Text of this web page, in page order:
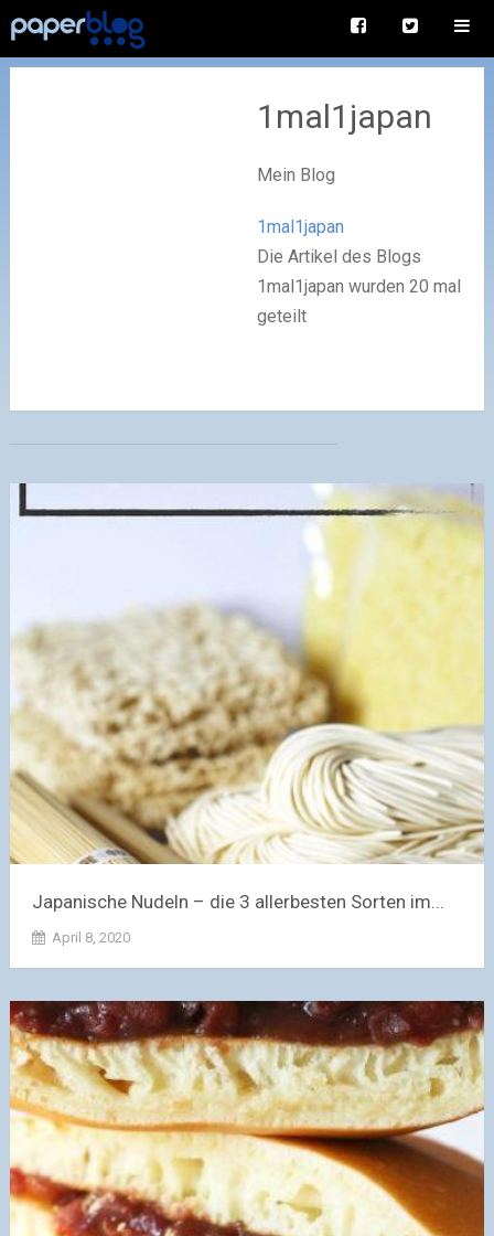
1mal1japan
Mein Blog
1mal1japan
Die Artikel des Blogs
1mal1japan wurden 20 mal
geteilt
Japanische Nudeln – die 3 allerbesten Sorten im...
April 8, 2020